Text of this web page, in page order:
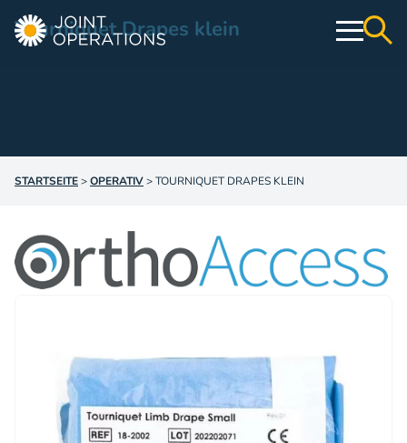
Webshop
Education & Events
Über uns
Tourniquet Drapes klein
STARTSEITE>OPERATIV>TOURNIQUET DRAPES KLEIN